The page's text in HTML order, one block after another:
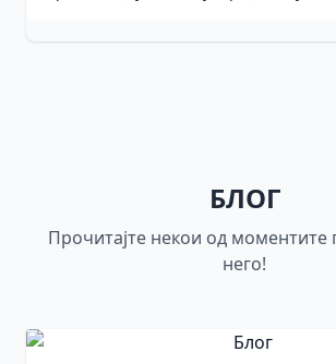
БЛОГ
Прочитајте некои од моментите
него!